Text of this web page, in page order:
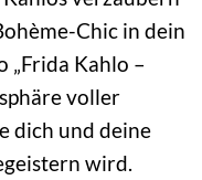
Chic in dein
„Frida Kahlo –
voller
dich und deine
wird.